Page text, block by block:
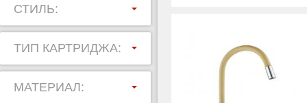
СТИЛЬ:
ТИП КАРТРИДЖА:
МАТЕРИАЛ: